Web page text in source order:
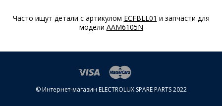
Electrolux/AEG/Zanussi?
Специальная наклейка производителя с названием модели
блендера, миксера Electrolux/AEG/Zanussi.
⋙ Сколько стоит Муфты для блендеров и миксеров
На нашем сайте можно купить оригинальные Муфты для
Часто ищут детали с артикулом ECFBLL01 и запчасти для
модели AAM6105N
© Интернет-магазин ELECTROLUX SPARE PARTS 2022